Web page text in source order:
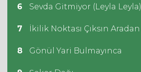
6 Sevda Gitmiyor (Leyla Leyla)
7 İkilik Noktası Çıksın Aradan
8 Gönül Yari Bulmayınca